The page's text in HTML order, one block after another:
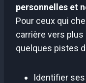
personnelles et
Pour ceux qui
carrière vers plus
quelques pistes
Identifier